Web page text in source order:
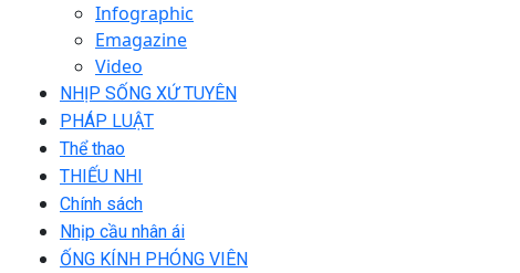
Infographic
Emagazine
Video
NHỊP SỐNG XỨ TUYÊN
PHÁP LUẬT
Thể thao
THIẾU NHI
Chính sách
Nhịp cầu nhân ái
ỐNG KÍNH PHÓNG VIÊN